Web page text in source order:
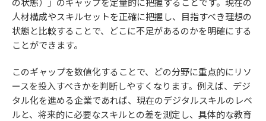
人材構成やスキルセットを正確に把握し、目指すべき理想の
状態と比較することで、どこに不足があるのかを明確にする
ことができます。
このギャップを数値化することで、どの分野に重点的にリソ
ースを投入すべきかを判断しやすくなります。例えば、デジ
タル化を進める企業であれば、現在のデジタルスキルのレベ
ルと、将来的に必要なスキルとの差を測定し、具体的な教育